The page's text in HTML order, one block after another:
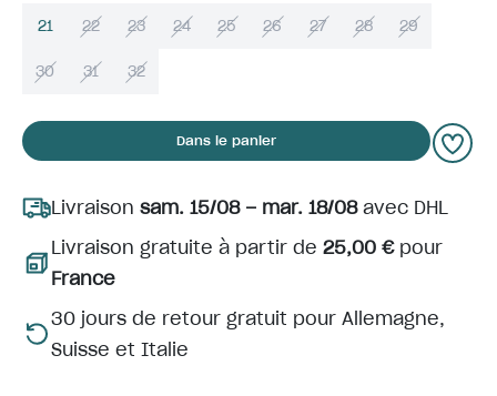
21 22 23 24 25 26 27 28 29
30 31 32
Dans le panier
Livraison sam. 15/08 – mar. 18/08avec DHL
Livraison gratuite à partir de 25,00 €pour
France
30 jours de retour gratuit pour Allemagne,
Suisse et Italie